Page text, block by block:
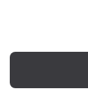
r
g